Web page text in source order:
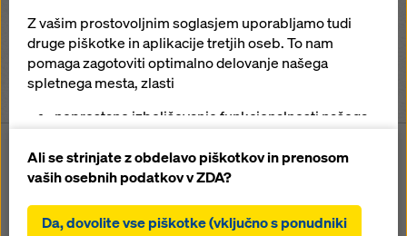
Vsa mesta
275najdenih lokacij in kontaktov
Generalno zastopstvo
Guadeloupe, Saint
Z vašim prostovoljnim soglasjem uporabljamo tudi
druge piškotke in aplikacije tretjih oseb. To nam
pomaga zagotoviti optimalno delovanje našega
spletnega mesta, zlasti
neprestano izboljševanje funkcionalnosti našega
piškotki),
ureditev nemotenega nakupnega procesa pri
statistični piškotki),
Ali se strinjate z obdelavo piškotkov in prenosom
vaših osebnih podatkov v ZDA?
Da, dovolite vse piškotke (vključno s ponudniki